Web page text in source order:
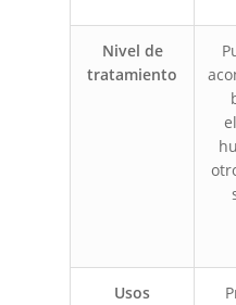
Nivel de
tratamiento
Usos